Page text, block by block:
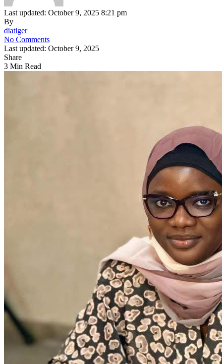
Last updated: October 9, 2025 8:21 pm
By
diatiger
No Comments
Last updated: October 9, 2025
Share
3 Min Read